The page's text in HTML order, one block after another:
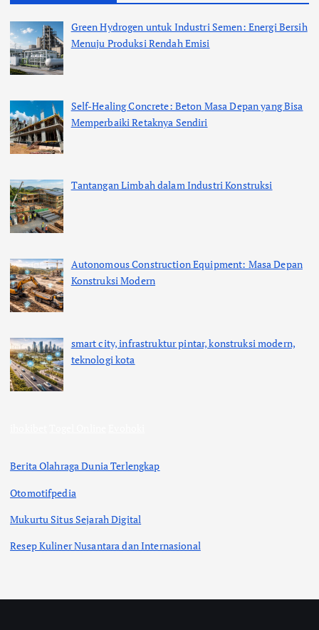
Green Hydrogen untuk Industri Semen: Energi Bersih
Menuju Produksi Rendah Emisi
Self-Healing Concrete: Beton Masa Depan yang Bisa
Memperbaiki Retaknya Sendiri
Tantangan Limbah dalam Industri Konstruksi
Autonomous Construction Equipment: Masa Depan
Konstruksi Modern
smart city, infrastruktur pintar, konstruksi modern,
teknologi kota
Berita Olahraga Dunia Terlengkap
Otomotifpedia
Mukurtu Situs Sejarah Digital
Resep Kuliner Nusantara dan Internasional